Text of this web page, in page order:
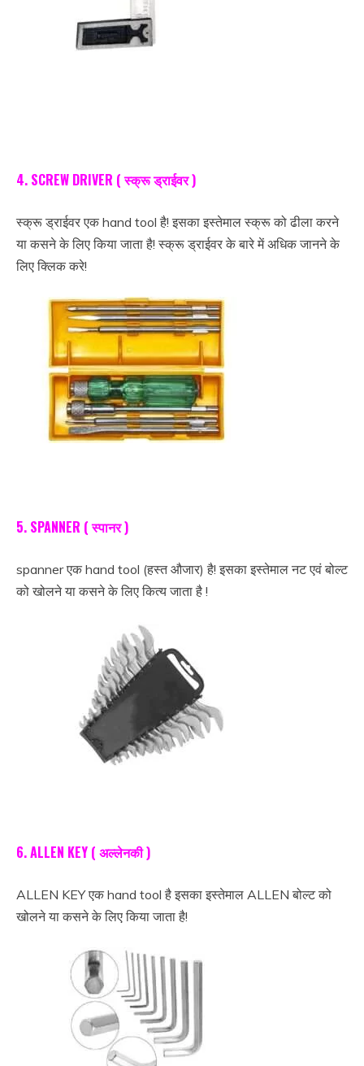
4. SCREW DRIVER ( स्क्रू ड्राईवर )
स्क्रू ड्राईवर एक hand tool है! इसका इस्तेमाल स्क्रू को ढीला करने
या कसने के लिए किया जाता है!स्क्रू ड्राईवर के बारे में अधिक जानने के
लिए क्लिक करे!
5. SPANNER ( स्पानर )
spanner एक hand tool (हस्त औजार) है! इसका इस्तेमाल नट एवं बोल्ट
को खोलने या कसने के लिए कित्य जाता है !
6. ALLEN KEY ( अल्लेनकी )
ALLEN KEY एक hand tool है इसका इस्तेमाल ALLEN बोल्ट को
खोलने या कसने के लिए किया जाता है!